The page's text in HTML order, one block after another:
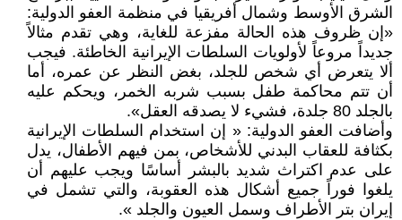
الشرق الأوسط وشمال أفريقيا في منظمة العفو الدولية:
«إن ظروف هذه الحالة مفزعة للغاية، وهي تقدم مثالاً
جديداً مروعاً لأولويات السلطات الإيرانية الخاطئة. فيجب
ألا يتعرض أي شخص للجلد، بغض النظر عن عمره، أما
أن تتم محاكمة طفل بسبب شربه الخمر، ويحكم عليه
بالجلد 80 جلدة، فشيء لا يصدقه العقل».
وأضافت العفو الدولية: « إن استخدام السلطات الإيرانية
بكثافة للعقاب البدني للأشخاص، بمن فيهم الأطفال، يدل
على عدم اكتراث شديد بالبشر أساسًا ويجب عليهم أن
يلغوا فوراً جميع أشكال هذه العقوبة، والتي تشمل في
إيران بتر الأطراف وسمل العيون والجلد ».